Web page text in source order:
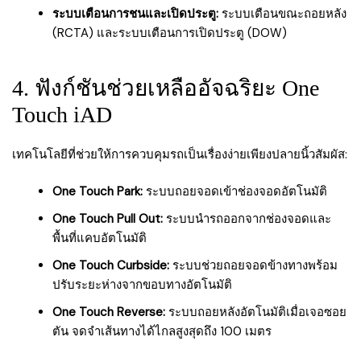
ระบบเตือนการชนและเปิดประตู: ระบบเตือนขณะถอยหลัง
(RCTA) และระบบเตือนการเปิดประตู (DOW)
4. ฟังก์ชันช่วยเหลืออัจฉริยะ One
Touch iAD
เทคโนโลยีที่ช่วยให้การควบคุมรถเป็นเรื่องง่ายเพียงปลายนิ้วสัมผัส:
One Touch Park: ระบบถอยจอดเข้าช่องจอดอัตโนมัติ
One Touch Pull Out: ระบบนำรถออกจากช่องจอดและ
พื้นที่แคบอัตโนมัติ
One Touch Curbside: ระบบช่วยถอยจอดข้างทางพร้อม
ปรับระยะห่างจากขอบทางอัตโนมัติ
One Touch Reverse: ระบบถอยหลังอัตโนมัติเมื่อเจอซอย
ตัน จดจำเส้นทางได้ไกลสูงสุดถึง 100 เมตร